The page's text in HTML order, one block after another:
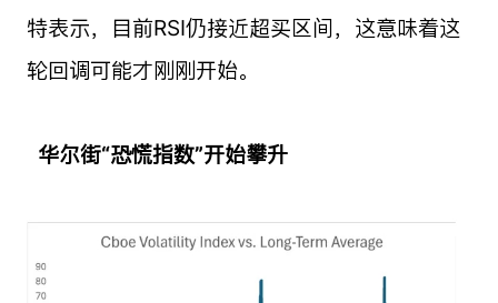
特表示，目前RSI仍接近超买区间，这意味着这
轮回调可能才刚刚开始。
华尔街“恐慌指数”开始攀升